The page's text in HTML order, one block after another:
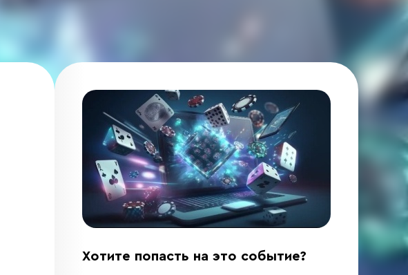
Хотите попасть на это событие?